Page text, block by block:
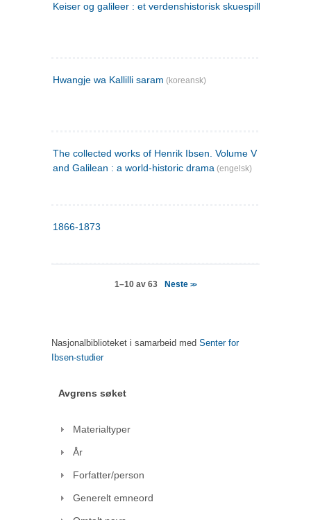
Keiser og galileer : et verdenshistorisk skuespill (1873)
Hwangje wa Kallilli saram (koreansk)
The collected works of Henrik Ibsen. Volume V : Emperor
and Galilean : a world-historic drama (engelsk)
1866-1873
1–10 av 63 Neste>>
Nasjonalbiblioteket i samarbeid med Senter for
Ibsen-studier
Avgrens søket
Materialtyper
År
Forfatter/person
Generelt emneord